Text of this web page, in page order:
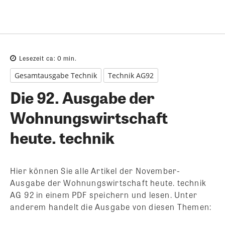
Lesezeit ca: 0 min.
Gesamtausgabe Technik Technik AG92
Die 92. Ausgabe der
Wohnungswirtschaft
heute. technik
Hier können Sie alle Artikel der November-
Ausgabe der Wohnungswirtschaft heute. technik
AG 92 in einem PDF speichern und lesen. Unter
anderem handelt die Ausgabe von diesen Themen: